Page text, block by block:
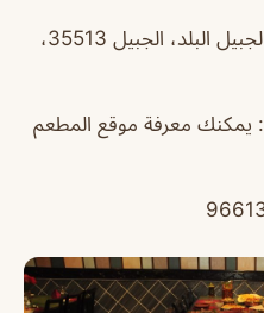
: ابو بكر الصديق، الجبيل البلد، الجبيل 35513،
: يمكنك معرفة موقع المطعم